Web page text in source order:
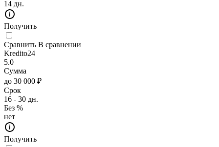
14 дн.
Получить
Сравнить В сравнении
Kredito24
5.0
Сумма
до 30 000 ₽
Срок
16 - 30 дн.
Без %
нет
Получить